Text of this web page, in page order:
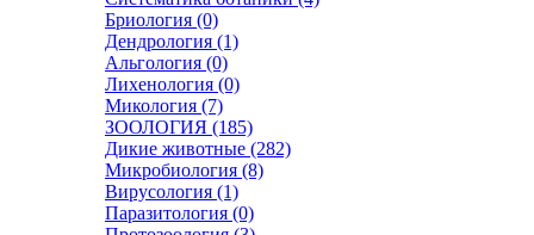
Бриология (0)
Дендрология (1)
Альгология (0)
Лихенология (0)
Микология (7)
ЗООЛОГИЯ (185)
Дикие животные (282)
Микробиология (8)
Вирусология (1)
Паразитология (0)